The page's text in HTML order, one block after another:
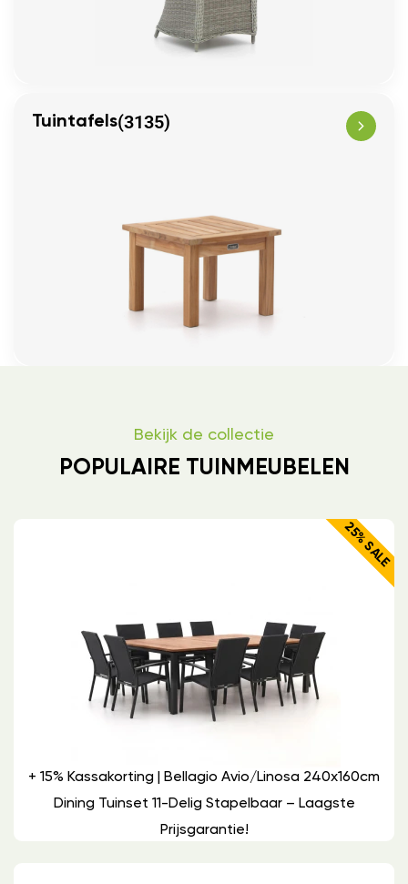
Tuintafels(3135)
Bekijk de collectie
POPULAIRE TUINMEUBELEN
25% SALE
+ 15% Kassakorting | Bellagio Avio/Linosa 240x160cm
Dining Tuinset 11-Delig Stapelbaar – Laagste
Prijsgarantie!